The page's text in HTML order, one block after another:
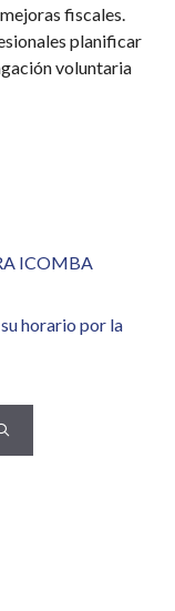
fiscales.
planificar
voluntaria
ICOMBA
horario por la